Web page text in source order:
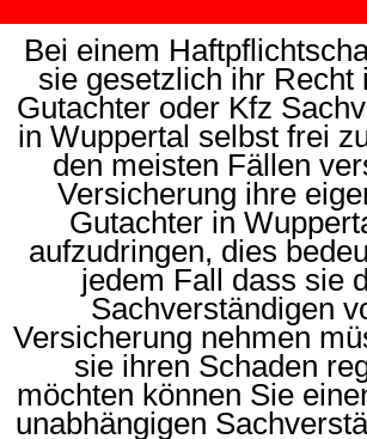
Bei einem
sie gesetzlich ihr Recht
Gutachter oder Kfz
in Wuppertal selbst frei
den meisten Fällen
Versicherung ihre
Gutachter in
aufzudringen, dies
jedem Fall dass sie
Sachverständigen
Versicherung nehmen
sie ihren Schaden
möchten können Sie
unabhängigen